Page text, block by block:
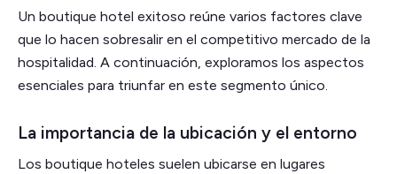
Un boutique hotel exitoso reúne varios factores clave
que lo hacen sobresalir en el competitivo mercado de la
hospitalidad. A continuación, exploramos los aspectos
esenciales para triunfar en este segmento único.
La importancia de la ubicación y el entorno
Los boutique hoteles suelen ubicarse en lugares